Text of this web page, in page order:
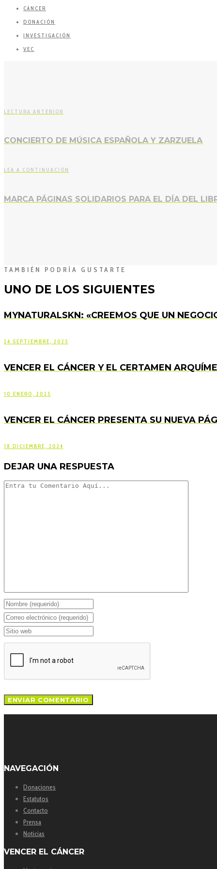
CÁNCER
DONACIÓN
INVESTIGACIÓN
VEC
LECTURA ANTERIOR
CONCIERTO DE MÚSICA ESPAÑOLA Y ZARZUELA
LEA A CONTINUACIÓN
MARCA PÁGINAS SOLIDARIOS PARA EL DÍA DEL
TAMBIÉN PODRÍA GUSTARTE
UNO DE LOS SIGUIENTES
MYNATURALSKN: «CREEMOS QUE UN
24 SEPTIEMBRE, 2025
VENCER EL CÁNCER Y EL CERTAMEN
10 ENERO, 2025
VENCER EL CÁNCER PRESENTA SU NUEVA
18 DICIEMBRE, 2024
DEJAR UNA RESPUESTA
NAVEGACIÓN
Donaciones
Estatutos
Contacto
Prensa
Noticias
VENCER EL CÁNCER